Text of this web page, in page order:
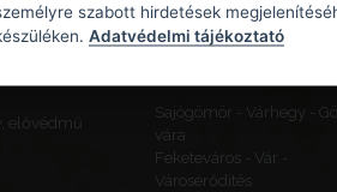
elővédmű
Sajógömör - Várhegy -
vára
Feketeváros - Vár -
Városerődítés
szabott hirdetések
Adatvédelmi tájékoztató